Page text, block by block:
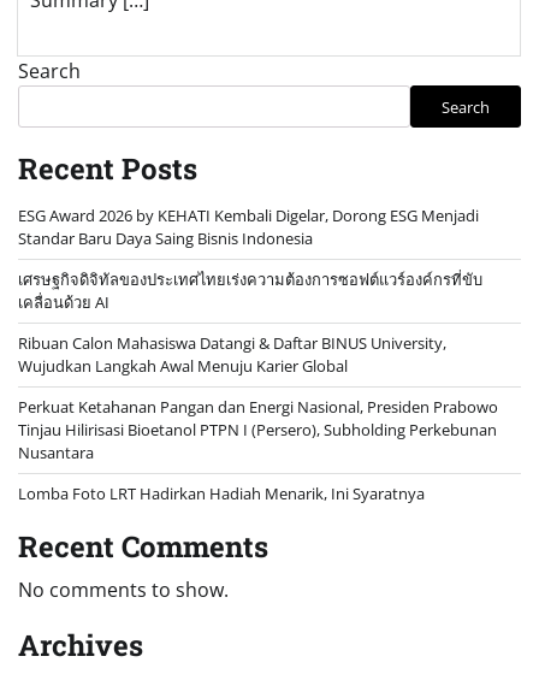
Search
Search
Recent Posts
ESG Award 2026 by KEHATI Kembali Digelar, Dorong ESG Menjadi
Standar Baru Daya Saing Bisnis Indonesia
เศรษฐกิจดิจิทัลของประเทศไทยเร่งความต้องการซอฟต์แวร์องค์กรที่ขับ
เคลื่อนด้วย AI
Ribuan Calon Mahasiswa Datangi & Daftar BINUS University,
Wujudkan Langkah Awal Menuju Karier Global
Perkuat Ketahanan Pangan dan Energi Nasional, Presiden Prabowo
Tinjau Hilirisasi Bioetanol PTPN I (Persero), Subholding Perkebunan
Nusantara
Lomba Foto LRT Hadirkan Hadiah Menarik, Ini Syaratnya
Recent Comments
No comments to show.
Archives